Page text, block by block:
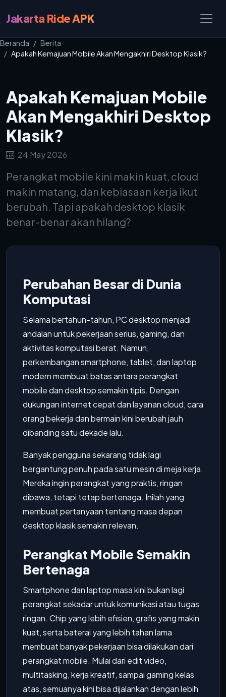
Jakarta Ride APK
Beranda
Berita
Apakah Kemajuan Mobile Akan Mengakhiri Desktop Klasik?
Apakah Kemajuan Mobile
Akan Mengakhiri Desktop
Klasik?
24 May 2026
Perangkat mobile kini makin kuat, cloud
makin matang, dan kebiasaan kerja ikut
berubah. Tapi apakah desktop klasik
benar-benar akan hilang?
Perubahan Besar di Dunia
Komputasi
Selama bertahun-tahun, PC desktop menjadi
andalan untuk pekerjaan serius, gaming, dan
aktivitas komputasi berat. Namun,
perkembangan smartphone, tablet, dan laptop
modern membuat batas antara perangkat
mobile dan desktop semakin tipis. Dengan
dukungan internet cepat dan layanan cloud, cara
orang bekerja dan bermain kini berubah jauh
dibanding satu dekade lalu.
Banyak pengguna sekarang tidak lagi
bergantung penuh pada satu mesin di meja kerja.
Mereka ingin perangkat yang praktis, ringan
dibawa, tetapi tetap bertenaga. Inilah yang
membuat pertanyaan tentang masa depan
desktop klasik semakin relevan.
Perangkat Mobile Semakin
Bertenaga
Smartphone dan laptop masa kini bukan lagi
perangkat sekadar untuk komunikasi atau tugas
ringan. Chip yang lebih efisien, grafis yang makin
kuat, serta baterai yang lebih tahan lama
membuat banyak pekerjaan bisa dilakukan dari
perangkat mobile. Mulai dari edit video,
multitasking, kerja kreatif, sampai gaming kelas
atas, semuanya kini bisa dijalankan dengan lebih